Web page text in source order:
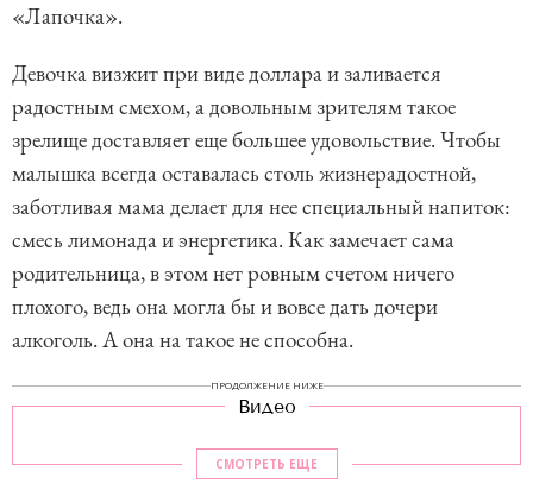
«Лапочка».
Девочка визжит при виде доллара и заливается
радостным смехом, а довольным зрителям такое
зрелище доставляет еще большее удовольствие. Чтобы
малышка всегда оставалась столь жизнерадостной,
заботливая мама делает для нее специальный напиток:
смесь лимонада и энергетика. Как замечает сама
родительница, в этом нет ровным счетом ничего
плохого, ведь она могла бы и вовсе дать дочери
алкоголь. А она на такое не способна.
ПРОДОЛЖЕНИЕ НИЖЕ
Видео
СМОТРЕТЬ ЕЩЕ